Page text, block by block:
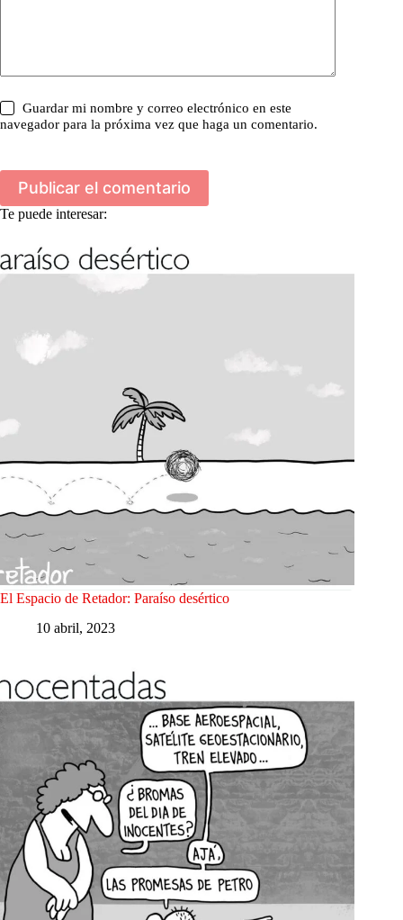
Guardar mi nombre y correo electrónico en este
navegador para la próxima vez que haga un comentario.
Publicar el comentario
Te puede interesar:
El Espacio de Retador: Paraíso desértico
10 abril, 2023